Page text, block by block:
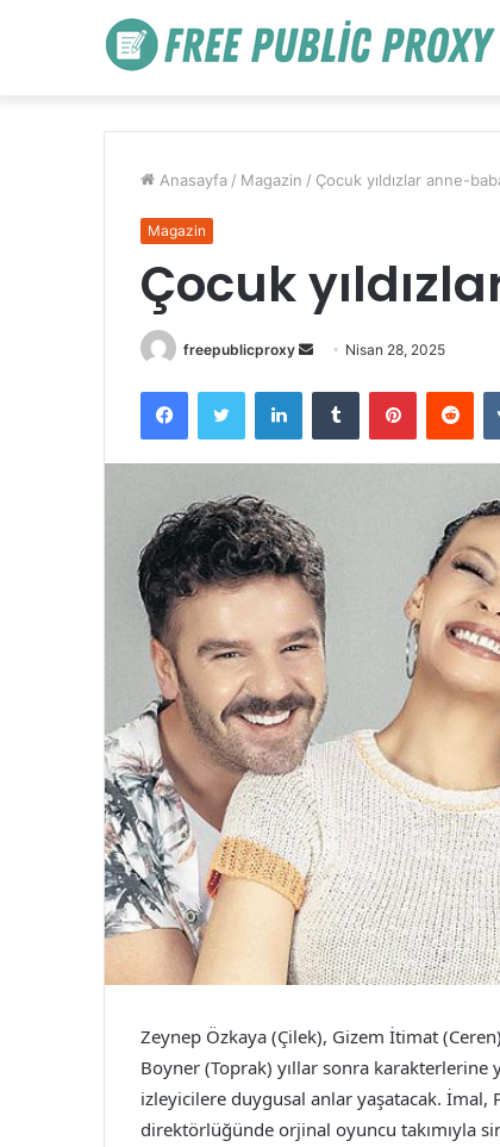
Anasayfa / Magazin / Çocuk yıldızlar anne-
Magazin
Çocuk
freepublicproxy
Bir
posta
göndermek
Nisan 28, 2025
FacebookTwitter LinkedInTumblr Pinterest
Zeynep Özkaya (Çilek), Gizem İtimat
Boyner (Toprak) yıllar sonra karakterlerine
izleyicilere duygusal anlar yaşatacak. İmal,
direktörlüğünde orjinal oyuncu takımıyla